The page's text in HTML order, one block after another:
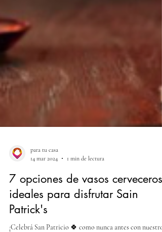
para tu casa
14 mar 2024
1 min de lectura
7 opciones de vasos cerveceros
ideales para disfrutar Sain